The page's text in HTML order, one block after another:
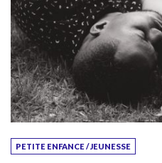
PETITE ENFANCE / JEUNESSE